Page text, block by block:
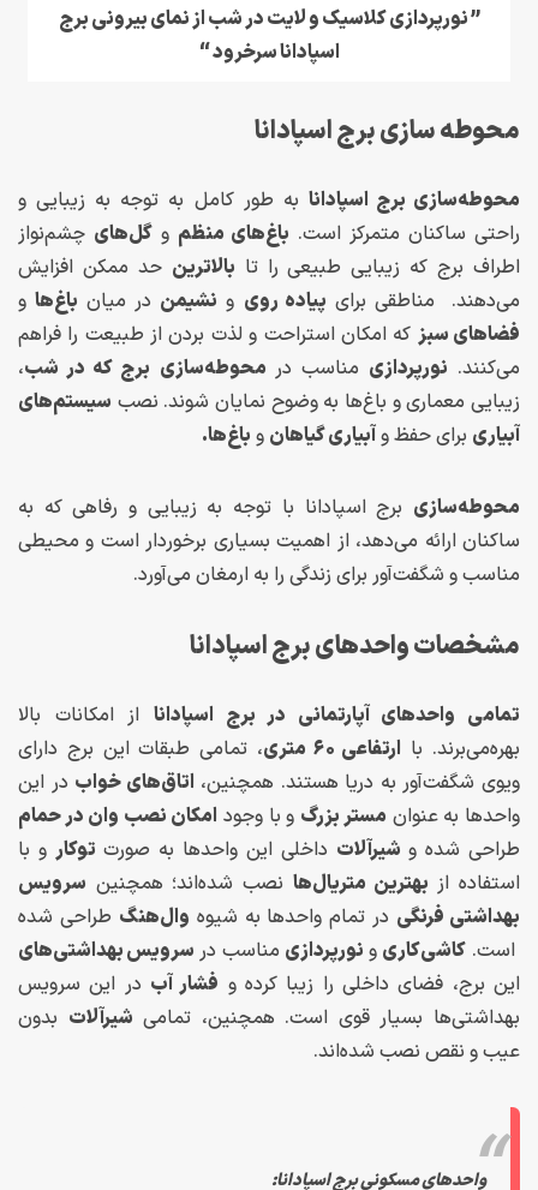
” نورپردازی کلاسیک و لایت در شب از نمای بیرونی برج
اسپادانا سرخرود “
محوطه سازی برج اسپادانا
محوطه‌سازی برج اسپادانا به طور کامل به توجه به زیبایی و
راحتی ساکنان متمرکز است. باغ‌های منظم و گل‌های چشم‌نواز
اطراف برج که زیبایی طبیعی را تا بالاترین حد ممکن افزایش
می‌دهند. مناطقی برای پیاده‌ روی و نشیمن در میان باغ‌هاو
فضاهای سبز که امکان استراحت و لذت بردن از طبیعت را فراهم
می‌کنند. نورپردازی مناسب در محوطه‌سازی برج که در شب،
زیبایی معماری و باغ‌ها به وضوح نمایان شوند. نصب سیستم‌های
آبیاری برای حفظ وآبیاری گیاهان و باغ‌ها.
محوطه‌سازی برج اسپادانا با توجه به زیبایی و رفاهی که به
ساکنان ارائه می‌دهد، از اهمیت بسیاری برخوردار است و محیطی
مناسب و شگفت‌آور برای زندگی را به ارمغان می‌آورد.
مشخصات واحدهای برج اسپادانا
تمامی واحدهای آپارتمانی در برج اسپادانا از امکانات بالا
بهره‌می‌برند. با ارتفاعی ۶۰ متری
، تمامی طبقات این برج دارای
ویوی شگفت‌آور به دریا هستند. همچنین، اتاق‌های خواب در این
واحدها به عنوان مستر بزرگ و با وجود امکان نصب وان در حمام
طراحی شده‌ و شیرآلات داخلی این واحدها به صورت توکار و با
استفاده از بهترین متریال‌ها نصب شده‌اند؛ همچنین سرویس
بهداشتی فرنگی در تمام واحدها به شیوه‌ وال‌هنگ طراحی شده‌
است. کاشی‌کاری و نورپردازی مناسب در سرویس بهداشتی‌های
این برج، فضای داخلی را زیبا کرده و فشار آب در این سرویس
بهداشتی‌ها بسیار قوی است. همچنین، تمامی شیرآلات بدون
عیب و نقص نصب شده‌اند.
واحدهای مسکونی برج اسپادانا: